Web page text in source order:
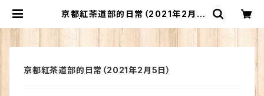
京都紅茶道部的日常（2021年2月5
紅茶・国産紅茶の専門サイト
京都紅茶道部的日常（2021年2月5日）